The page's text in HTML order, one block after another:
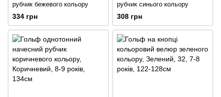
рубчик бежевого кольору
334 грн
рубчик синього кольору
308 грн